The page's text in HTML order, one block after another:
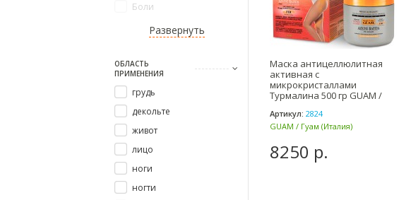
Боли
Развернуть
ОБЛАСТЬ
ПРИМЕНЕНИЯ
грудь
декольте
живот
лицо
ноги
ногти
Маска антицеллюлитная
активная с
микрокристаллами
Турмалина 500 гр GUAM /
Артикул: 2824
GUAM / Гуам (Италия)
8250 р.